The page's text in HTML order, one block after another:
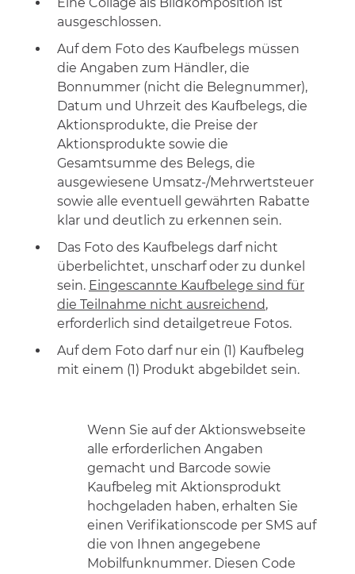
Eine Collage als Bildkomposition ist
ausgeschlossen.
Auf dem Foto des Kaufbelegs müssen
die Angaben zum Händler, die
Bonnummer (nicht die Belegnummer),
Datum und Uhrzeit des Kaufbelegs, die
Aktionsprodukte, die Preise der
Aktionsprodukte sowie die
Gesamtsumme des Belegs, die
ausgewiesene Umsatz-/Mehrwertsteuer
sowie alle eventuell gewährten Rabatte
klar und deutlich zu erkennen sein.
Das Foto des Kaufbelegs darf nicht
überbelichtet, unscharf oder zu dunkel
sein. Eingescannte Kaufbelege sind für
die Teilnahme nicht ausreichend,
erforderlich sind detailgetreue Fotos.
Auf dem Foto darf nur ein (1) Kaufbeleg
mit einem (1) Produkt abgebildet sein.
Wenn Sie auf der Aktionswebseite
alle erforderlichen Angaben
gemacht und Barcode sowie
Kaufbeleg mit Aktionsprodukt
hochgeladen haben, erhalten Sie
einen Verifikationscode per SMS auf
die von Ihnen angegebene
Mobilfunknummer. Diesen Code